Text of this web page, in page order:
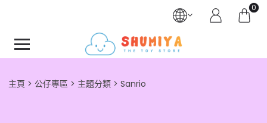
0
主頁 公仔專區 主題分類 Sanrio